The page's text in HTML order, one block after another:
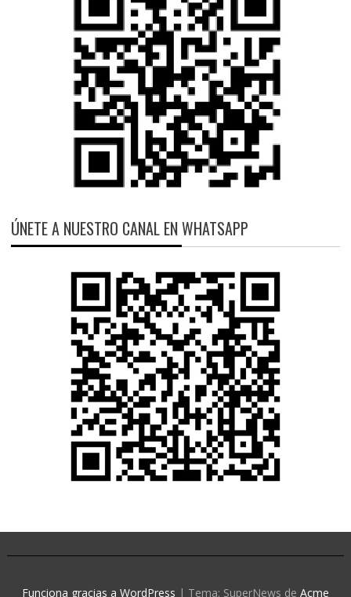
ÚNETE A NUESTRO CANAL EN WHATSAPP
Funciona gracias a WordPress | Tema: SuperNews de Acme